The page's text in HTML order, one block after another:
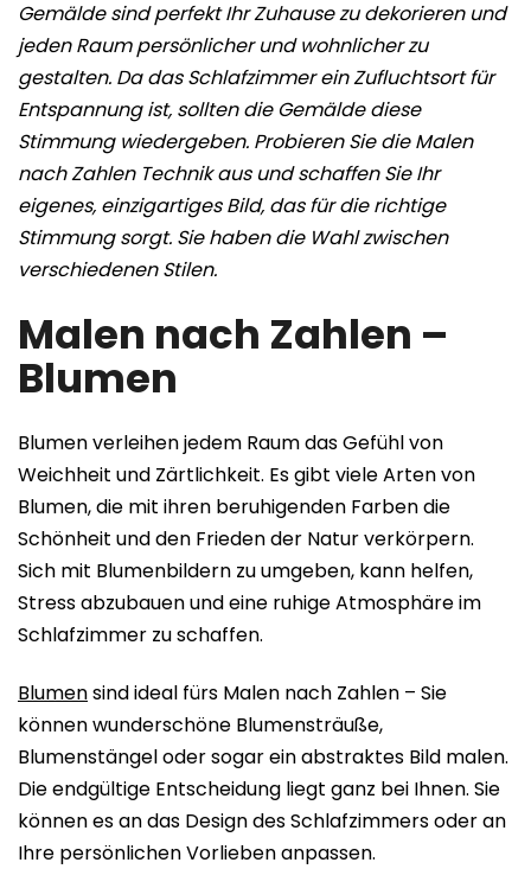
Gemälde sind perfekt Ihr Zuhause zu dekorieren und
jeden Raum persönlicher und wohnlicher zu
gestalten. Da das Schlafzimmer ein Zufluchtsort für
Entspannung ist, sollten die Gemälde diese
Stimmung wiedergeben. Probieren Sie die Malen
nach Zahlen Technik aus und schaffen Sie Ihr
eigenes, einzigartiges Bild, das für die richtige
Stimmung sorgt. Sie haben die Wahl zwischen
verschiedenen Stilen.
Malen nach Zahlen –
Blumen
Blumen verleihen jedem Raum das Gefühl von
Weichheit und Zärtlichkeit. Es gibt viele Arten von
Blumen, die mit ihren beruhigenden Farben die
Schönheit und den Frieden der Natur verkörpern.
Sich mit Blumenbildern zu umgeben, kann helfen,
Stress abzubauen und eine ruhige Atmosphäre im
Schlafzimmer zu schaffen.
Blumensind ideal fürs Malen nach Zahlen – Sie
können wunderschöne Blumensträuße,
Blumenstängel oder sogar ein abstraktes Bild malen.
Die endgültige Entscheidung liegt ganz bei Ihnen. Sie
können es an das Design des Schlafzimmers oder an
Ihre persönlichen Vorlieben anpassen.